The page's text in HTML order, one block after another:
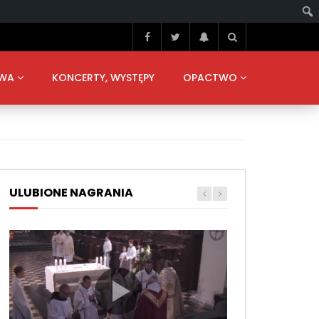
KONCERTY, WYSTĘPY OPACTWO
ULUBIONE NAGRANIA